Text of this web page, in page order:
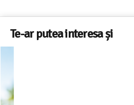
Te-ar putea interesa și